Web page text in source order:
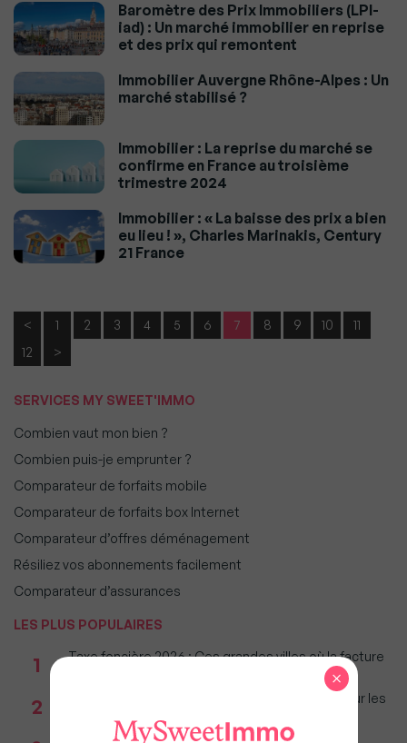
Baromètre des Prix Immobiliers (LPI-
iad) : Un marché immobilier en reprise
et des prix qui remontent
Immobilier Auvergne Rhône-Alpes : Un
marché stabilisé ?
Immobilier : La reprise du marché se
confirme en France au troisième
trimestre 2024
Immobilier : « La baisse des prix a bien
eu lieu ! », Charles Marinakis, Century
21 France
< 1 2 3 4 5 6 7 8 9 10
11
12
>
SERVICES MY SWEET'IMMO
Combien vaut mon bien ?
Combien puis-je emprunter ?
Comparateur de forfaits mobile
Comparateur de forfaits box Internet
Comparateur d’offres déménagement
Résiliez vos abonnements facilement
Comparateur d’assurances
LES PLUS POPULAIRES
1
Taxe foncière 2026 : Ces grandes villes où la facture
2
Immobilier : Ce que l’AI Act change vraiment pour les
Réseau immobilier : iad franchit le cap des 600
×